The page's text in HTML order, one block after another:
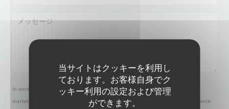
当サイトはクッキーを利用し
ております。お客様自身でク
ッキー利用の設定および管理
ができます。
In accordance with data protection regulations, you have the right to opt out of
marketing communications. UK residents can register with the Telephone Preference